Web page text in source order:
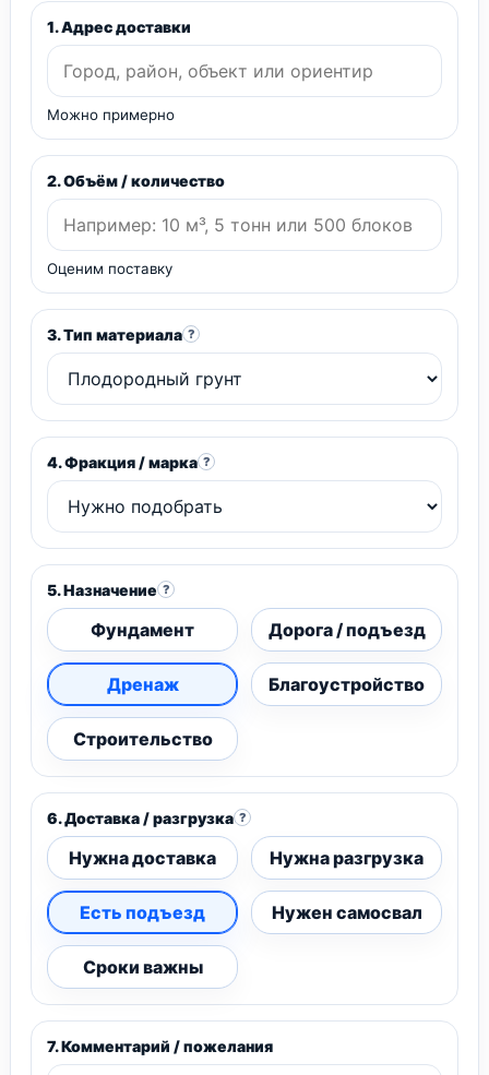
1. Адрес доставки
Можно примерно
2. Объём / количество
Оценим поставку
3. Тип материала ?
4. Фракция / марка ?
5. Назначение ?
Фундамент Дорога / подъезд
Дренаж Благоустройство
Строительство
6. Доставка / разгрузка ?
Нужна доставка Нужна разгрузка
Есть подъезд Нужен самосвал
Сроки важны
7. Комментарий / пожелания